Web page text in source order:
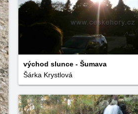
východ slunce - Šumava
Šárka Krystlová